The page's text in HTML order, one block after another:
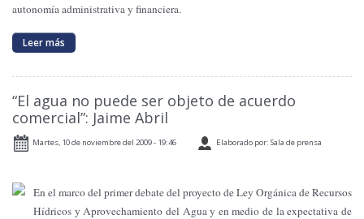
autonomía administrativa y financiera.
Leer más
“El agua no puede ser objeto de acuerdo
comercial”: Jaime Abril
Martes, 10 de noviembre del 2009 - 19:46 Elaborado por: Sala de prensa
En el marco del primer debate del proyecto de Ley Orgánica de Recursos
Hídricos y Aprovechamiento del Agua y en medio de la expectativa de